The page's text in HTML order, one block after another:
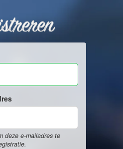
deze e-mailadres te